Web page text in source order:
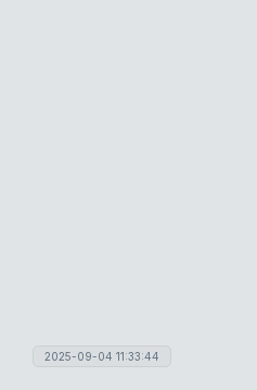
2025-09-04 11:33:44